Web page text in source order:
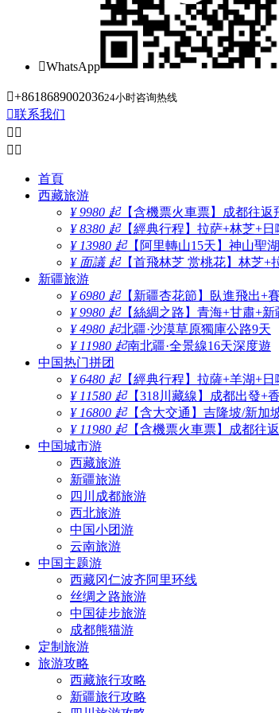
WhatsApp
+861868900203624小时咨询热线
联系我们
 
 
首頁
西藏旅游
¥ 9980 起【含機票火車票】成都往返
¥ 8380 起【經典行程】拉萨+林芝+日
¥ 13980 起【阿里轉山15天】神山聖
¥ 面議 起【首飛林芝 赏桃花】林芝+
新疆旅游
¥ 6980 起【新疆杏花節】臥進飛出+
¥ 9980 起【絲綢之路】青海+甘肅+
¥ 4980 起北疆·沙漠草原獨庫公路9天
¥ 11980 起南北疆·全景線16天深度遊
中国热门拼团
¥ 6480 起【經典行程】拉薩+羊湖+
¥ 11580 起【318川藏線】成都出發+
¥ 16800 起【含大交通】吉隆坡/新加
¥ 11980 起【含機票火車票】成都往
中国城市游
西藏旅游
新疆旅游
四川成都旅游
西北旅游
中国小团游
云南旅游
中国主题游
西藏冈仁波齐阿里环线
丝绸之路旅游
中国徒步旅游
成都熊猫游
定制旅游
旅游攻略
西藏旅行攻略
新疆旅行攻略